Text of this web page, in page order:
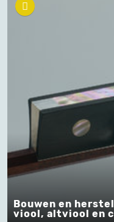
Bouwen en
viool, altviool en